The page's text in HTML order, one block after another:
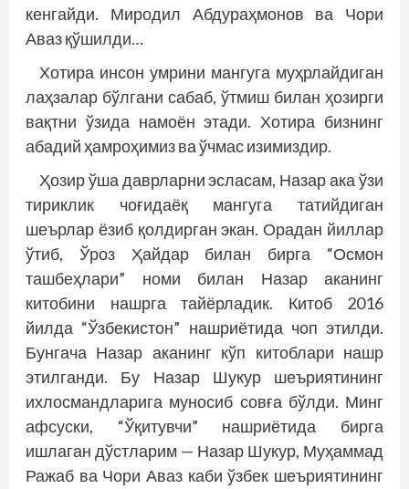
кенгайди. Миродил Абдураҳмонов ва Чори
Аваз қўшилди…
Хотира инсон умрини мангуга муҳрлайдиган
лаҳзалар бўлгани сабаб, ўтмиш билан ҳозирги
вақтни ўзида намоён этади. Хотира бизнинг
абадий ҳамроҳимиз ва ўчмас изимиздир.
Ҳозир ўша даврларни эсласам, Назар ака ўзи
тириклик чоғидаёқ мангуга татийдиган
шеърлар ёзиб қолдирган экан. Орадан йиллар
ўтиб, Ўроз Ҳайдар билан бирга “Осмон
ташбеҳлари” номи билан Назар аканинг
китобини нашрга тайёрладик. Китоб 2016
йилда “Ўзбекистон” нашриётида чоп этилди.
Бунгача Назар аканинг кўп китоблари нашр
этилганди. Бу Назар Шукур шеъриятининг
ихлосмандларига муносиб совға бўлди. Минг
афсуски, “Ўқитувчи” нашриётида бирга
ишлаган дўстларим — Назар Шукур, Муҳаммад
Ражаб ва Чори Аваз каби ўзбек шеъриятининг